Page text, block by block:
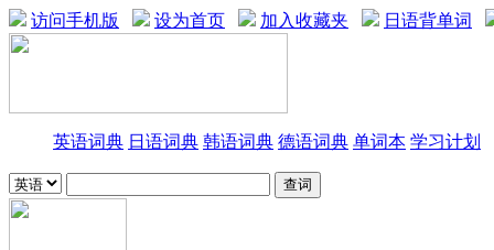
访问手机版 设为首页 加入收藏夹 日语背单词
英语词典 日语词典 韩语词典 德语词典 单词本 学习计划